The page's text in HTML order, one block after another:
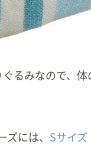
るみなので、
には、 Sサイズ